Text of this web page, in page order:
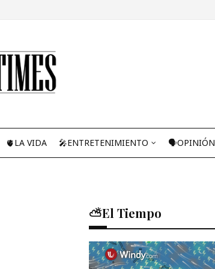
🫀LA VIDA 🎤ENTRETENIMIENTO 🗣OPINIÓN
⛅El Tiempo